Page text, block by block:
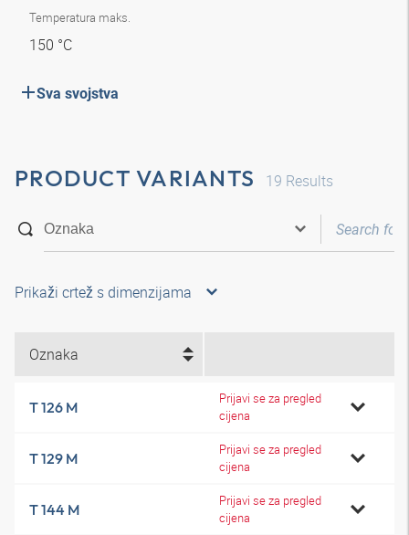
Temperatura maks.
150 °C
Sva svojstva
PRODUCT VARIANTS 19 Results
Prikaži crtež s dimenzijama
Oznaka
T 126 M
Prijavi se za pregled
cijena
T 129 M
Prijavi se za pregled
cijena
T 144 M
Prijavi se za pregled
cijena